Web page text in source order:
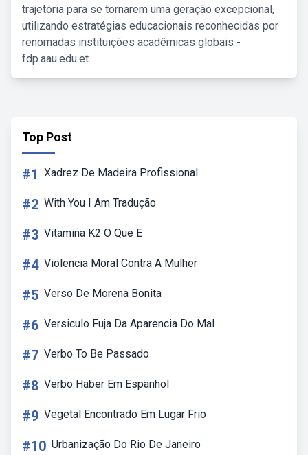
trajetória para se tornarem uma geração excepcional,
utilizando estratégias educacionais reconhecidas por
renomadas instituições acadêmicas globais -
fdp.aau.edu.et.
Top Post
#1 Xadrez De Madeira Profissional
#2 With You I Am Tradução
#3 Vitamina K2 O Que E
#4 Violencia Moral Contra A Mulher
#5 Verso De Morena Bonita
#6 Versiculo Fuja Da Aparencia Do Mal
#7 Verbo To Be Passado
#8 Verbo Haber Em Espanhol
#9 Vegetal Encontrado Em Lugar Frio
#10 Urbanização Do Rio De Janeiro